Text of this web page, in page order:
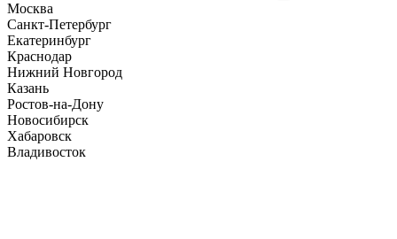
Москва
Санкт-Петербург
Екатеринбург
Краснодар
Нижний Новгород
Казань
Ростов-на-Дону
Новосибирск
Хабаровск
Владивосток